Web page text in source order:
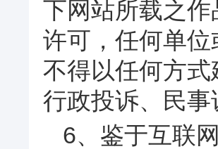
下网站所载之
许可，任何单
不得以任何方
行政投诉、民
6、鉴于互联